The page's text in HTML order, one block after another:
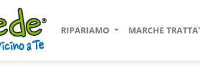
RIPARIAMO MARCHE